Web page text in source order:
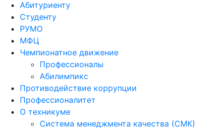
Абитуриенту
Студенту
РУМО
МФЦ
Чемпионатное движение
Профессионалы
Абилимпикс
Противодействие коррупции
Профессионалитет
О техникуме
Система менеджмента качества (СМК)